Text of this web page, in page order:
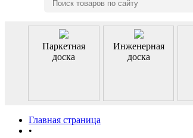
Паркетная
доска
Инженерная
доска
Главная страница
•